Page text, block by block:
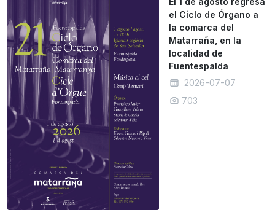
el Ciclo de Órgano a
la comarca del
Matarraña, en la
localidad de
Fuentespalda
2026-07-07
703